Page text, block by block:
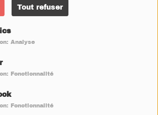
Tout refuser
Analyse
Fonctionnalité
Fonctionnalité